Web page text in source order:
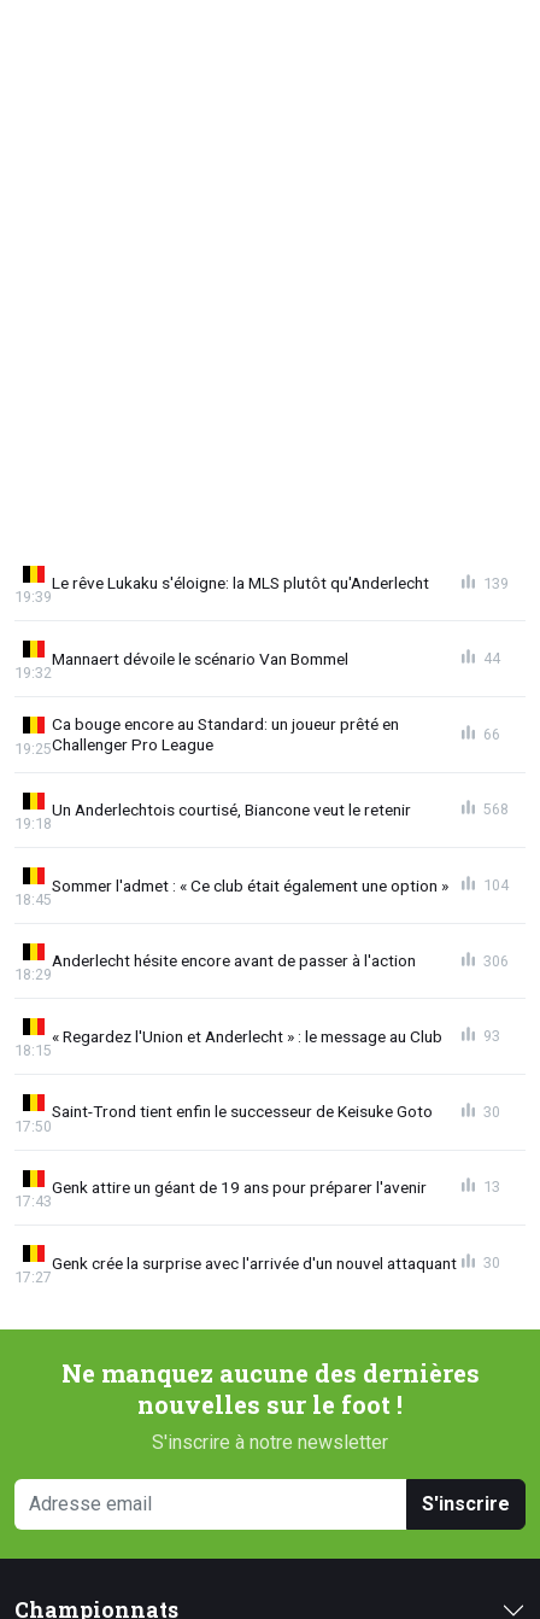
Le rêve Lukaku s'éloigne: la MLS plutôt qu'Anderlecht
19:39
139
Mannaert dévoile le scénario Van Bommel
19:32
44
Ca bouge encore au Standard: un joueur prêté en
Challenger Pro League
19:25
66
Un Anderlechtois courtisé, Biancone veut le retenir
19:18
568
Sommer l'admet : « Ce club était également une option »
18:45
104
Anderlecht hésite encore avant de passer à l'action
18:29
306
« Regardez l'Union et Anderlecht » : le message au Club
18:15
93
Saint-Trond tient enfin le successeur de Keisuke Goto
17:50
30
Genk attire un géant de 19 ans pour préparer l'avenir
17:43
13
Genk crée la surprise avec l'arrivée d'un nouvel attaquant
17:27
30
Ne manquez aucune des dernières
nouvelles sur le foot !
S'inscrire à notre newsletter
S'inscrire
Championnats